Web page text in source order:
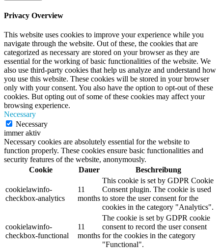
Privacy Overview
This website uses cookies to improve your experience while you
navigate through the website. Out of these, the cookies that are
categorized as necessary are stored on your browser as they are
essential for the working of basic functionalities of the website. We
also use third-party cookies that help us analyze and understand how
you use this website. These cookies will be stored in your browser
only with your consent. You also have the option to opt-out of these
cookies. But opting out of some of these cookies may affect your
browsing experience.
Necessary
Necessary
immer aktiv
Necessary cookies are absolutely essential for the website to
function properly. These cookies ensure basic functionalities and
security features of the website, anonymously.
Cookie
Dauer Beschreibung
cookielawinfo-
checkbox-analytics
11
months
This cookie is set by GDPR Cookie
Consent plugin. The cookie is used
to store the user consent for the
cookies in the category "Analytics".
cookielawinfo-
checkbox-functional
11
months
The cookie is set by GDPR cookie
consent to record the user consent
for the cookies in the category
"Functional".